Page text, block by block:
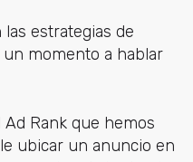
estrategias de
momento a hablar
Rank que hemos
ubicar un anuncio en